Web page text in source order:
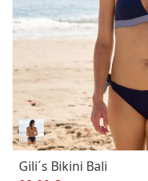
Gili´s Bikini Bali